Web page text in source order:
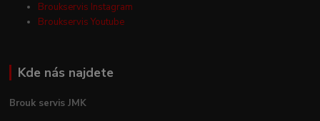
Broukservis Instagram
Broukservis Youtube
Kde nás najdete
Brouk servis JMK